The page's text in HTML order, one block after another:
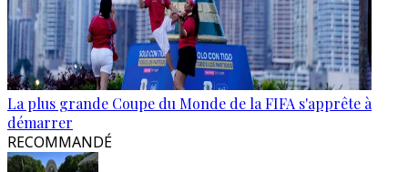
La plus grande Coupe du Monde de la FIFA s'apprête à
démarrer
RECOMMANDÉ